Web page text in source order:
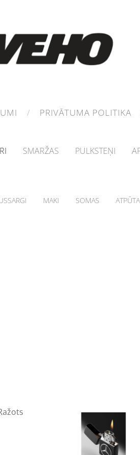
PRIVĀTUMA POLITIKA
SMARŽAS PULKSTEŅI
MAKI SOMAS